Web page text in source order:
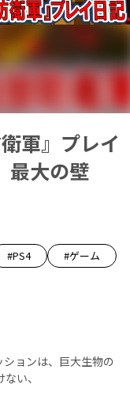
軍』プレイ
最大の壁
#PS4
#ゲーム
ョンは、巨大生物の
い、